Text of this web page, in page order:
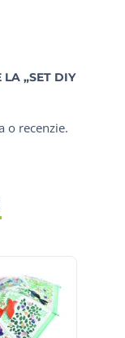
„SET DIY
o recenzie.